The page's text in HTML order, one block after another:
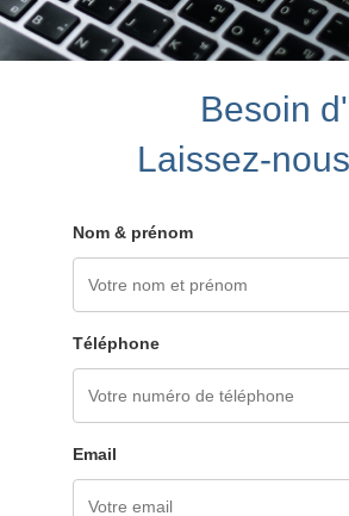
Besoin
Laissez-
Nom & prénom
Téléphone
Email